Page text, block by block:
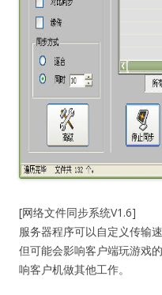
[网络文件同步系统V1.6]
服务器程序可以自定义传输
但可能会影响客户端玩游戏
响客户机做其他工作。